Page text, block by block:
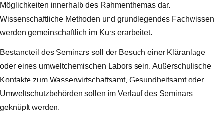
Möglichkeiten innerhalb des Rahmenthemas dar.
Wissenschaftliche Methoden und grundlegendes Fachwissen
werden gemeinschaftlich im Kurs erarbeitet.
Bestandteil des Seminars soll der Besuch einer Kläranlage
oder eines umweltchemischen Labors sein. Außerschulische
Kontakte zum Wasserwirtschaftsamt, Gesundheitsamt oder
Umweltschutzbehörden sollen im Verlauf des Seminars
geknüpft werden.